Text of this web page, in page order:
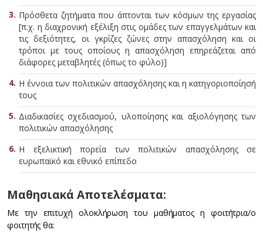
Πρόσθετα ζητήματα που άπτονται των κόσμων της εργασίας
[π.χ. η διαχρονική εξέλιξη στις ομάδες των επαγγελμάτων και
τις δεξιότητες, οι γκρίζες ζώνες στην απασχόληση και οι
τρόποι με τους οποίους η απασχόληση επηρεάζεται από
διάφορες μεταβλητές (όπως το φύλο)]
Η έννοια των πολιτικών απασχόλησης και η κατηγοριοποίησή
τους
Διαδικασίες σχεδιασμού, υλοποίησης και αξιολόγησης των
πολιτικών απασχόλησης
Η εξελικτική πορεία των πολιτικών απασχόλησης σε
ευρωπαϊκό και εθνικό επίπεδο
Μαθησιακά Αποτελέσματα:
Με την επιτυχή ολοκλήρωση του μαθήματος η φοιτήτρια/ο
φοιτητής θα: